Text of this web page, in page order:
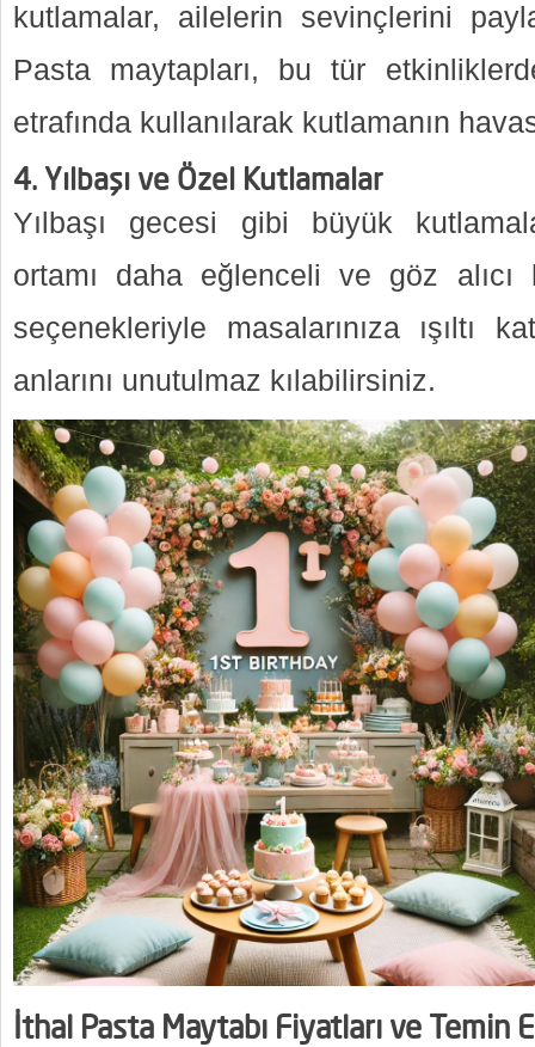
kutlamalar, ailelerin sevinçlerini
Pasta maytapları, bu tür
etrafında kullanılarak kutlamanın
4. Yılbaşı ve Özel Kutlamalar
Yılbaşı gecesi gibi büyük
ortamı daha eğlenceli ve göz alıcı
seçenekleriyle masalarınıza ışıltı
anlarını unutulmaz kılabilirsiniz.
İthal Pasta Maytabı Fiyatları ve Temin